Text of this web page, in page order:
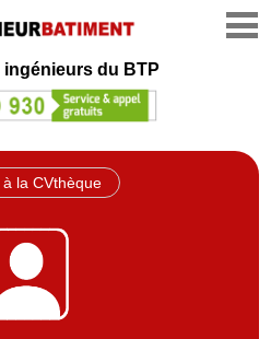
ingénieurs du BTP
la CVthèque